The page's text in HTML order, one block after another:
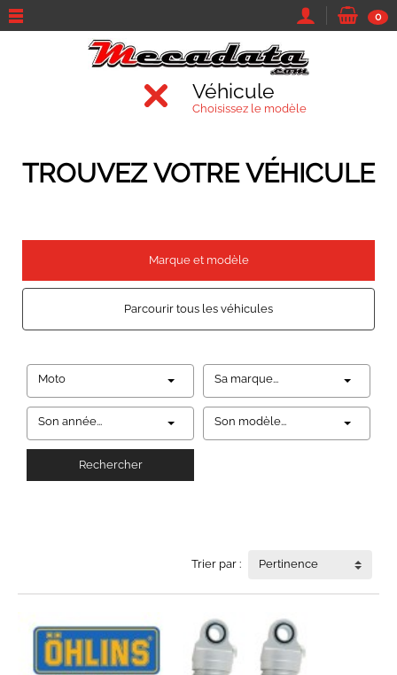
0
Véhicule
Choisissez le modèle
TROUVEZ VOTRE VÉHICULE
Marque et modèle
Parcourir tous les véhicules
Moto Sa marque...
Son année... Son modèle...
Rechercher
Trier par : Pertinence